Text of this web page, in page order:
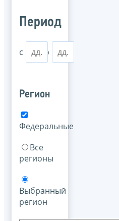
Период
с по
Регион
Федеральные
Все
регионы
Выбранный
регион